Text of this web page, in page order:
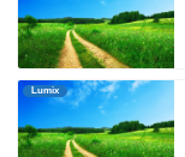
Lumix